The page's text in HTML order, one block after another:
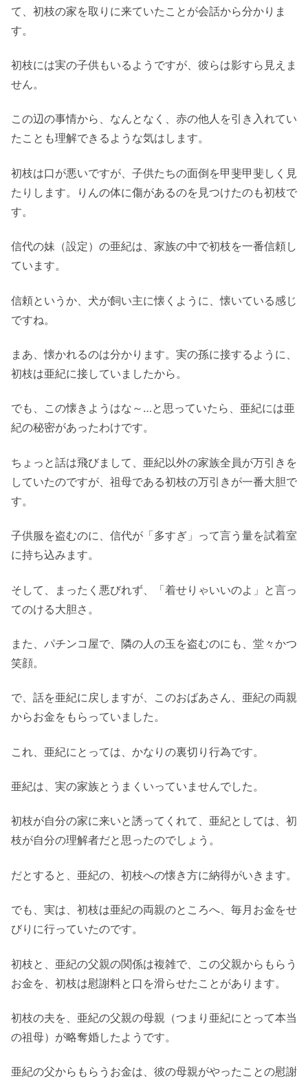
て、初枝の家を取りに来ていたことが会話から分かりま
す。
初枝には実の子供もいるようですが、彼らは影すら見えま
せん。
この辺の事情から、なんとなく、赤の他人を引き入れてい
たことも理解できるような気はします。
初枝は口が悪いですが、子供たちの面倒を甲斐甲斐しく見
たりします。りんの体に傷があるのを見つけたのも初枝で
す。
信代の妹（設定）の亜紀は、家族の中で初枝を一番信頼し
ています。
信頼というか、犬が飼い主に懐くように、懐いている感じ
ですね。
まあ、懐かれるのは分かります。実の孫に接するように、
初枝は亜紀に接していましたから。
でも、この懐きようはな～…と思っていたら、亜紀には亜
紀の秘密があったわけです。
ちょっと話は飛びまして、亜紀以外の家族全員が万引きを
していたのですが、祖母である初枝の万引きが一番大胆で
す。
子供服を盗むのに、信代が「多すぎ」って言う量を試着室
に持ち込みます。
そして、まったく悪びれず、「着せりゃいいのよ」と言っ
てのける大胆さ。
また、パチンコ屋で、隣の人の玉を盗むのにも、堂々かつ
笑顔。
で、話を亜紀に戻しますが、このおばあさん、亜紀の両親
からお金をもらっていました。
これ、亜紀にとっては、かなりの裏切り行為です。
亜紀は、実の家族とうまくいっていませんでした。
初枝が自分の家に来いと誘ってくれて、亜紀としては、初
枝が自分の理解者だと思ったのでしょう。
だとすると、亜紀の、初枝への懐き方に納得がいきます。
でも、実は、初枝は亜紀の両親のところへ、毎月お金をせ
びりに行っていたのです。
初枝と、亜紀の父親の関係は複雑で、この父親からもらう
お金を、初枝は慰謝料と口を滑らせたことがあります。
初枝の夫を、亜紀の父親の母親（つまり亜紀にとって本当
の祖母）が略奪婚したようです。
亜紀の父からもらうお金は、彼の母親がやったことの慰謝